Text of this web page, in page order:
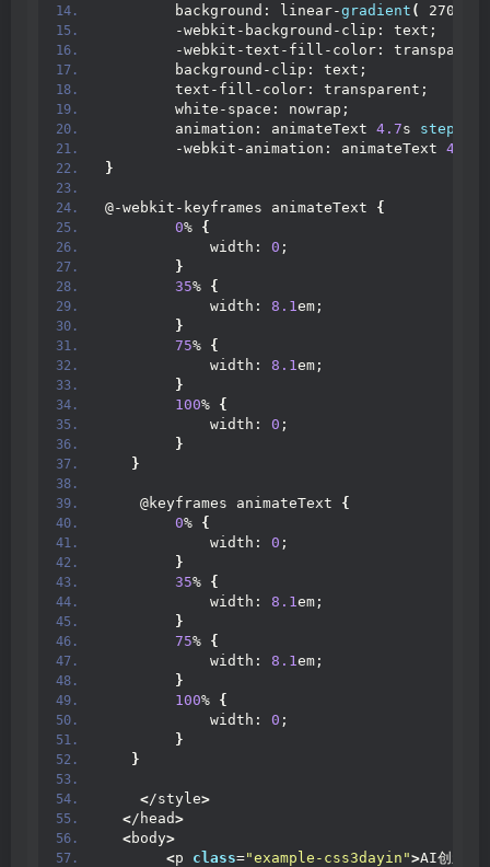
        background: linear-
gradient (
        -webkit-background-clip: text;
-webkit-text-fill-color:
        background-clip: text;
        text-fill-color: transparent;
        white-space: nowrap;
        animation: animateText
4.7s steps
        -webkit-animation: animateText
4.7
}
@-webkit-keyframes animateText {
0% {
            width:
0 ;
}
35% {
            width:
8.1 em;
}
75% {
            width:
8.1 em;
}
100% {
            width:
0 ;
}
}
    @keyframes animateText
{
0% {
            width:
0 ;
}
35% {
            width:
8.1 em;
}
75% {
            width:
8.1 em;
}
100% {
            width:
0 ;
}
}
</style>
</head>
<body>
<p class="example-css3dayin">AI创新，